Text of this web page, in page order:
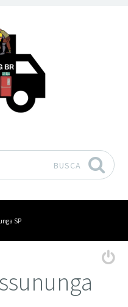
BUSCA
SP